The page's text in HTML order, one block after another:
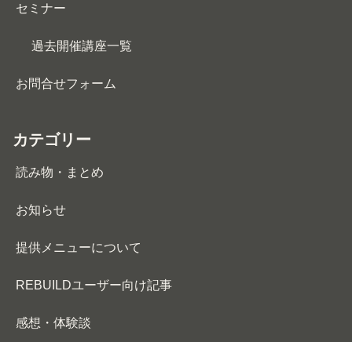
セミナー
過去開催講座一覧
お問合せフォーム
カテゴリー
読み物・まとめ
お知らせ
提供メニューについて
REBUILDユーザー向け記事
感想・体験談